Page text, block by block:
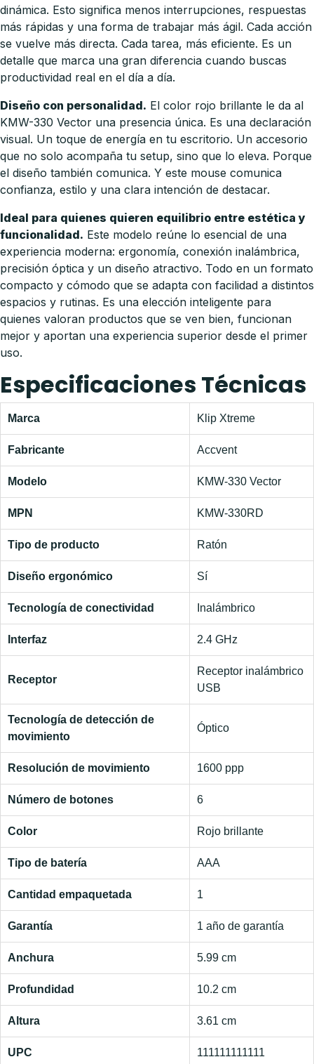
dinámica. Esto significa menos interrupciones, respuestas
más rápidas y una forma de trabajar más ágil. Cada acción
se vuelve más directa. Cada tarea, más eficiente. Es un
detalle que marca una gran diferencia cuando buscas
productividad real en el día a día.
Diseño con personalidad. El color rojo brillante le da al
KMW-330 Vector una presencia única. Es una declaración
visual. Un toque de energía en tu escritorio. Un accesorio
que no solo acompaña tu setup, sino que lo eleva. Porque
el diseño también comunica. Y este mouse comunica
confianza, estilo y una clara intención de destacar.
Ideal para quienes quieren equilibrio entre estética y
funcionalidad. Este modelo reúne lo esencial de una
experiencia moderna: ergonomía, conexión inalámbrica,
precisión óptica y un diseño atractivo. Todo en un formato
compacto y cómodo que se adapta con facilidad a distintos
espacios y rutinas. Es una elección inteligente para
quienes valoran productos que se ven bien, funcionan
mejor y aportan una experiencia superior desde el primer
uso.
Especificaciones Técnicas
Marca Klip Xtreme
Fabricante Accvent
Modelo KMW-330 Vector
MPN KMW-330RD
Tipo de producto Ratón
Diseño ergonómico Sí
Tecnología de conectividad Inalámbrico
Interfaz 2.4 GHz
Receptor
Receptor inalámbrico
USB
Tecnología de detección de
movimiento
Óptico
Resolución de movimiento 1600 ppp
Número de botones 6
Color Rojo brillante
Tipo de batería AAA
Cantidad empaquetada 1
Garantía 1 año de garantía
Anchura 5.99 cm
Profundidad 10.2 cm
Altura 3.61 cm
UPC 111111111111